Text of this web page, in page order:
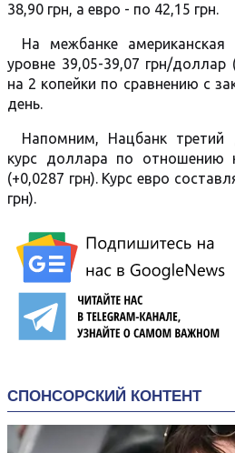
38,90 грн, а евро - по 42,15 грн.
На межбанке
уровне 39,05-39,07 грн/
на 2 копейки по сравнению с
день.
Напомним, Нацбанк
курс доллара по отношению
(+0,0287 грн). Курс евро
грн).